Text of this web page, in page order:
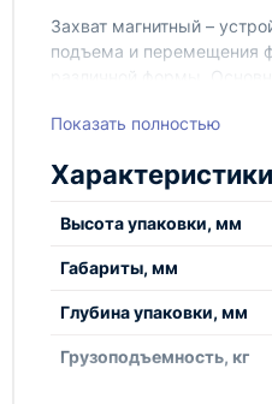
Захват магнитный –
подъема и перемещения
различной формы.
что удержание
виде металлической
России и странах ЕАЭС,
соответствует
Таможенного союза ТР
Показать полностью
Характеристики
Высота упаковки, мм
Габариты, мм
Глубина упаковки, мм
Грузоподъемность, кг